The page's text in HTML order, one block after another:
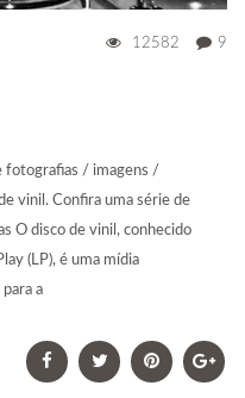
12582 9
fotografias / imagens /
vinil. Confira uma série de
O disco de vinil, conhecido
(LP), é uma mídia
a